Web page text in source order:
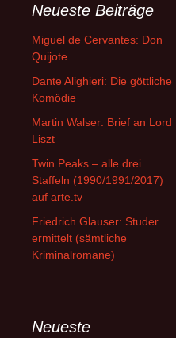
Neueste Beiträge
Miguel de Cervantes: Don
Quijote
Dante Alighieri: Die göttliche
Komödie
Martin Walser: Brief an Lord
Liszt
Twin Peaks – alle drei
Staffeln (1990/1991/2017)
auf arte.tv
Friedrich Glauser: Studer
ermittelt (sämtliche
Kriminalromane)
Neueste